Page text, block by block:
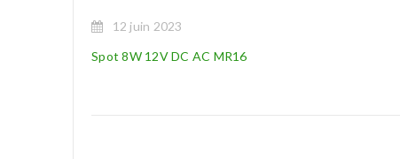
12 juin 2023
Spot 8W 12V DC AC MR16